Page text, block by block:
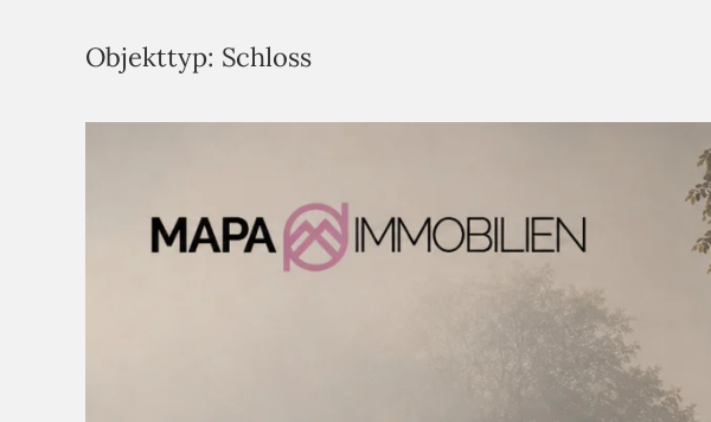
Objekttyp: Schloss